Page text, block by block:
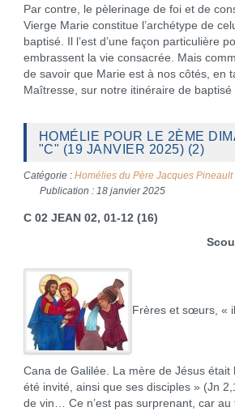
Par contre, le pèlerinage de foi et de
Vierge Marie constitue l’archétype de
baptisé. Il l’est d’une façon particulière
embrassent la vie consacrée. Mais
de savoir que Marie est à nos côtés, en
Maîtresse, sur notre itinéraire de baptisé
HOMÉLIE POUR LE 2ÈME
"C" (19 JANVIER 2025) (2)
Catégorie : Homélies du Père Jacques Pineault
Publication : 18 janvier 2025
C 02 JEAN 02, 01-12 (16)
Frères et sœurs, «
Cana de Galilée. La mère de Jésus était
été invité, ainsi que ses disciples » (Jn
de vin… Ce n’est pas surprenant, car au